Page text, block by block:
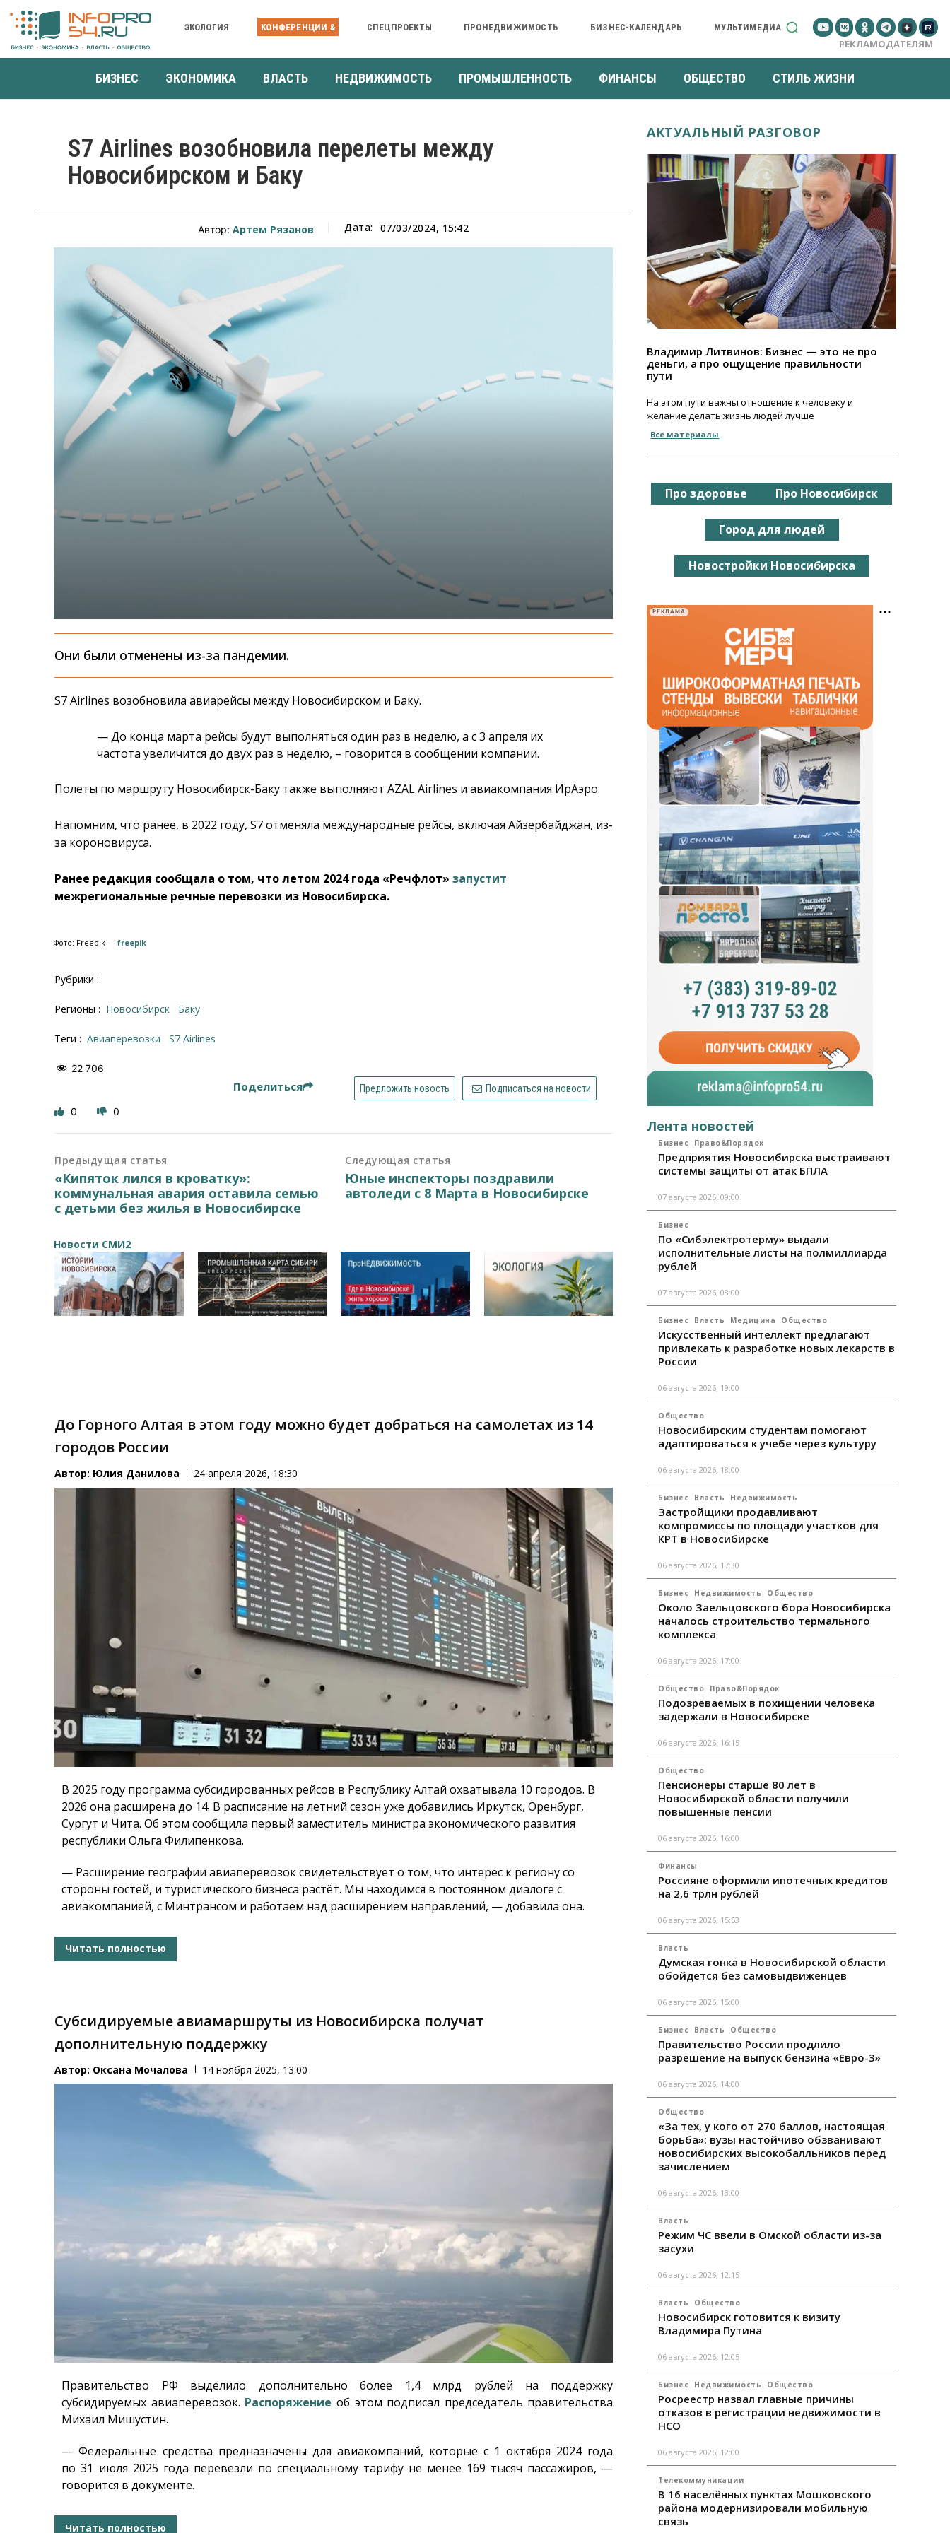
ЭКОЛОГИЯ КОНФЕРЕНЦИИ & СПЕЦПРОЕКТЫ ПРОНЕДВИЖИМОСТЬ БИЗНЕС-КАЛЕНДАРЬ МУЛЬТИМЕДИА
РЕКЛАМОДАТЕЛЯМ
БИЗНЕС ЭКОНОМИКА ВЛАСТЬ НЕДВИЖИМОСТЬ ПРОМЫШЛЕННОСТЬ ФИНАНСЫ ОБЩЕСТВО СТИЛЬ ЖИЗНИ
S7 Airlines возобновила перелеты между
Новосибирском и Баку
Автор:Артем Рязанов Дата: 07/03/2024, 15:42
Они были отменены из-за пандемии.
S7 Airlines возобновила авиарейсы между Новосибирском и Баку.
— До конца марта рейсы будут выполняться один раз в неделю, а с 3 апреля их
частота увеличится до двух раз в неделю, – говорится в сообщении компании.
Полеты по маршруту Новосибирск-Баку также выполняют AZAL Airlines и авиакомпания ИрАэро.
Напомним, что ранее, в 2022 году, S7 отменяла международные рейсы, включая Айзербайджан, из-
за короновируса.
Ранее редакция сообщала о том, что летом 2024 года «Речфлот»запустит
межрегиональные речные перевозки из Новосибирска.
Фото: Freepik — freepik
Рубрики :
Регионы : Новосибирск Баку
Теги : авиаперевозки S7 Airlines
22 706
Поделиться Предложить новость Подписаться на новости
0 0
Предыдущая статья
«Кипяток лился в кроватку»:
коммунальная авария оставила семью
с детьми без жилья в Новосибирске
Следующая статья
Юные инспекторы поздравили
автоледи с 8 Марта в Новосибирске
Новости СМИ2
До Горного Алтая в этом году можно будет добраться на самолетах из 14
городов России
Автор: Юлия Данилова 24 апреля 2026, 18:30
В 2025 году программа субсидированных рейсов в Республику Алтай охватывала 10 городов. В
2026 она расширена до 14. В расписание на летний сезон уже добавились Иркутск, Оренбург,
Сургут и Чита. Об этом сообщила первый заместитель министра экономического развития
республики Ольга Филипенкова.
— Расширение географии авиаперевозок свидетельствует о том, что интерес к региону со
стороны гостей, и туристического бизнеса растёт. Мы находимся в постоянном диалоге с
авиакомпанией, с Минтрансом и работаем над расширением направлений, — добавила она.
Читать полностью
Субсидируемые авиамаршруты из Новосибирска получат
дополнительную поддержку
Автор: Оксана Мочалова 14 ноября 2025, 13:00
Правительство РФ выделило дополнительно более 1,4 млрд рублей на поддержку
субсидируемых авиаперевозок. Распоряжение об этом подписал председатель правительства
Михаил Мишустин.
— Федеральные средства предназначены для авиакомпаний, которые с 1 октября 2024 года
по 31 июля 2025 года перевезли по специальному тарифу не менее 169 тысяч пассажиров, —
говорится в документе.
Читать полностью
АКТУАЛЬНЫЙ РАЗГОВОР
Владимир Литвинов: Бизнес — это не про
деньги, а про ощущение правильности
пути
На этом пути важны отношение к человеку и
желание делать жизнь людей лучше
Все материалы
Про здоровье Про Новосибирск
Город для людей
Новостройки Новосибирска
РЕКЛАМА
Лента новостей
Бизнес Право&Порядок
Предприятия Новосибирска выстраивают
системы защиты от атак БПЛА
07 августа 2026, 09:00
Бизнес
По «Сибэлектротерму» выдали
исполнительные листы на полмиллиарда
рублей
07 августа 2026, 08:00
Бизнес Власть Медицина Общество
Искусственный интеллект предлагают
привлекать к разработке новых лекарств в
России
06 августа 2026, 19:00
Общество
Новосибирским студентам помогают
адаптироваться к учебе через культуру
06 августа 2026, 18:00
Бизнес Власть Недвижимость
Застройщики продавливают
компромиссы по площади участков для
КРТ в Новосибирске
06 августа 2026, 17:30
Бизнес Недвижимость Общество
Около Заельцовского бора Новосибирска
началось строительство термального
комплекса
06 августа 2026, 17:00
Общество Право&Порядок
Подозреваемых в похищении человека
задержали в Новосибирске
06 августа 2026, 16:15
Общество
Пенсионеры старше 80 лет в
Новосибирской области получили
повышенные пенсии
06 августа 2026, 16:00
Финансы
Россияне оформили ипотечных кредитов
на 2,6 трлн рублей
06 августа 2026, 15:53
Власть
Думская гонка в Новосибирской области
обойдется без самовыдвиженцев
06 августа 2026, 15:00
Бизнес Власть Общество
Правительство России продлило
разрешение на выпуск бензина «Евро-3»
06 августа 2026, 14:00
Общество
«За тех, у кого от 270 баллов, настоящая
борьба»: вузы настойчиво обзванивают
новосибирских высокобалльников перед
зачислением
06 августа 2026, 13:00
Власть
Режим ЧС ввели в Омской области из-за
засухи
06 августа 2026, 12:15
Власть Общество
Новосибирск готовится к визиту
Владимира Путина
06 августа 2026, 12:05
Бизнес Недвижимость Общество
Росреестр назвал главные причины
отказов в регистрации недвижимости в
НСО
06 августа 2026, 12:00
Телекоммуникации
В 16 населённых пунктах Мошковского
района модернизировали мобильную
связь